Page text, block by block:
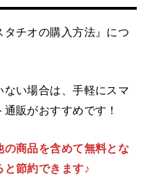
タチオの購入方法』につ
ない場合は、手軽にスマ
販がおすすめです！
商品を含めて無料とな
と節約できます♪